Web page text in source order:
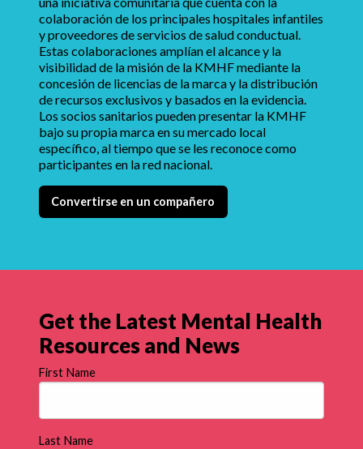
colaboración de los principales hospitales infantiles
y proveedores de servicios de salud conductual.
Estas colaboraciones amplían el alcance y la
visibilidad de la misión de la KMHF mediante la
concesión de licencias de la marca y la distribución
de recursos exclusivos y basados en la evidencia.
Los socios sanitarios pueden presentar la KMHF
bajo su propia marca en su mercado local
específico, al tiempo que se les reconoce como
participantes en la red nacional.
Convertirse en un compañero
Get the Latest Mental Health
Resources and News
First Name
Last Name